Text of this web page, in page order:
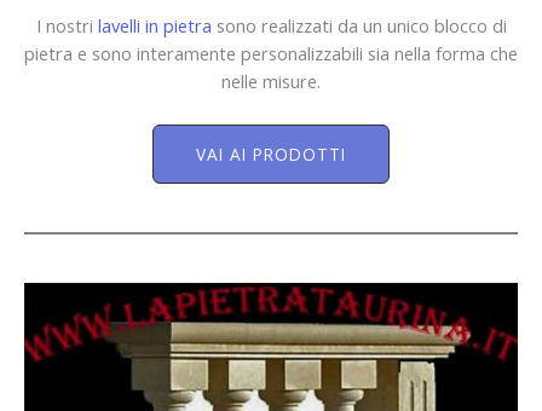
I nostri lavelli in pietra sono realizzati da un unico blocco di
pietra e sono interamente personalizzabili sia nella forma che
nelle misure.
VAI AI PRODOTTI